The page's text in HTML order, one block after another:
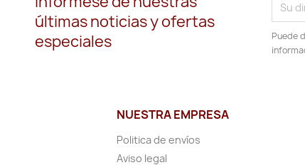
últimas noticias y ofertas
especiales
Puede
NUESTRA EMPRESA
Politica de envíos
Aviso legal